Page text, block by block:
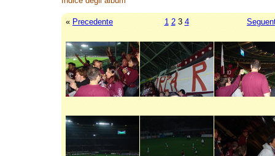
« Precedente 1 23 4